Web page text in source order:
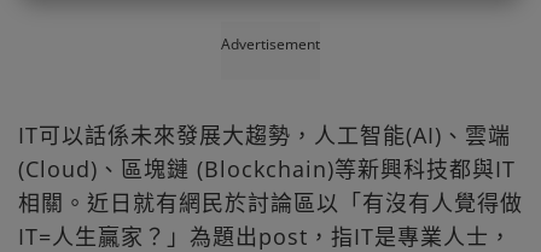
Advertisement
IT可以話係未來發展大趨勢，人工智能(AI)、雲端
(Cloud)、區塊鏈 (Blockchain)等新興科技都與IT
相關。近日就有網民於討論區以「有沒有人覺得做
IT=人生贏家？」為題出post，指IT是專業人士，